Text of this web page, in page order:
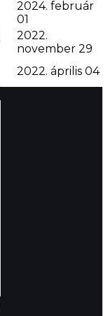
2024. február
01
2022.
november 29
2022. április 04